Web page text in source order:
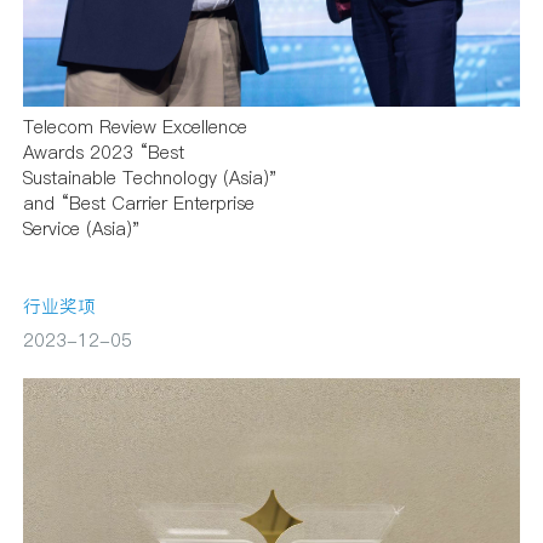
Telecom Review Excellence
Awards 2023 “Best
Sustainable Technology (Asia)"
and “Best Carrier Enterprise
Service (Asia)"
行业奖项
2023-12-05